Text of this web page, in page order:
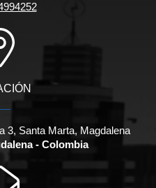
3, Santa Marta, Magdalena
- Colombia